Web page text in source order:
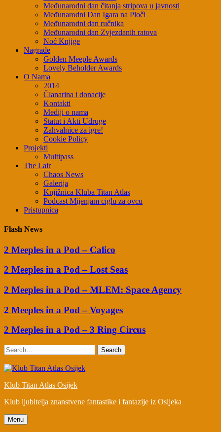
Međunarodni dan čitanja stripova u javnosti
Međunarodni Dan Igara na Ploči
Međunarodni dan ručnika
Međunarodni dan Zvjezdanih ratova
Noć Knjige
Nagrade
Golden Meeple Awards
Lovely Beholder Awards
O Nama
2014
Članarina i donacije
Kontakti
Mediji o nama
Statut i Akti Udruge
Zahvalnice za igre!
Cookie Policy
Projekti
Multipass
The Lair
Chaos News
Galerija
Knjižnica Kluba Titan Atlas
Podcast Mijenjam ciglu za ovcu
Pristupnica
Flash News
2 Meeples in a Pod – Calico
2 Meeples in a Pod – Lost Seas
2 Meeples in a Pod – MLEM: Space Agency
2 Meeples in a Pod – Voyages
2 Meeples in a Pod – 3 Ring Circus
Search
Klub Titan Atlas Osijek
Klub ljubitelja znanstvene fantastike i fantazije iz Osijeka
Menu